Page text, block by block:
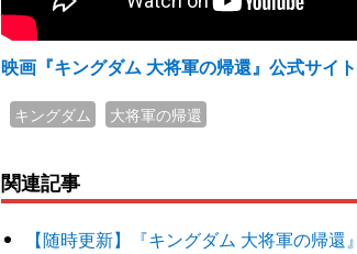
映画『キングダム 大将軍の帰還』公式サイ
キングダム 大将軍の帰還
関連記事
【随時更新】『キングダム 大将軍の帰